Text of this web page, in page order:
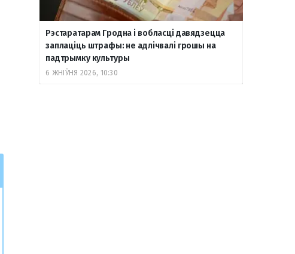
Рэстаратарам Гродна і вобласці давядзецца
заплаціць штрафы: не адлічвалі грошы на
падтрымку культуры
6 ЖНІЎНЯ 2026, 10:30